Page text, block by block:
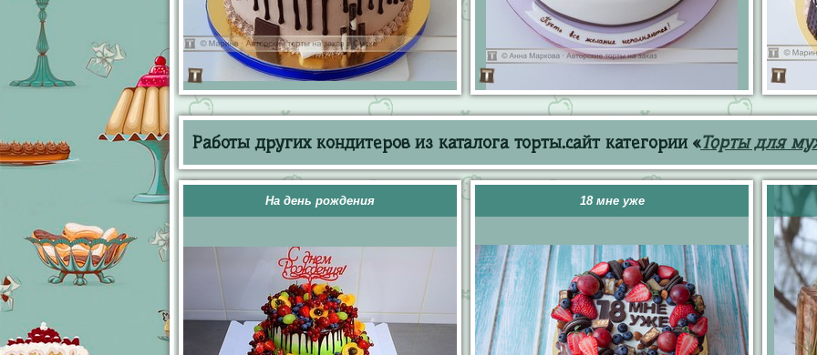
Работы других кондитеров из каталога торты.сайт категории «Торты для
На день рождения 18 мне уже